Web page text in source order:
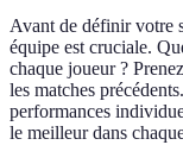
Avant de définir votre
équipe est cruciale.
chaque joueur ?
les matches
performances
le meilleur dans